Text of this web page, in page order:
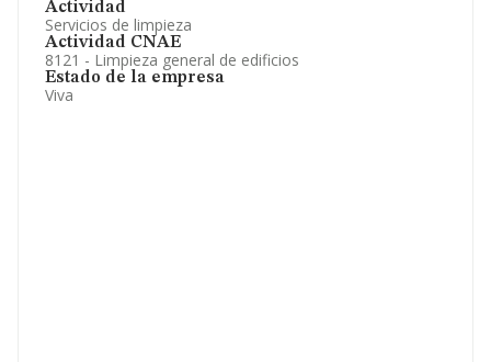
Actividad
Servicios de limpieza
Actividad CNAE
8121 - Limpieza general de edificios
Estado de la empresa
Viva